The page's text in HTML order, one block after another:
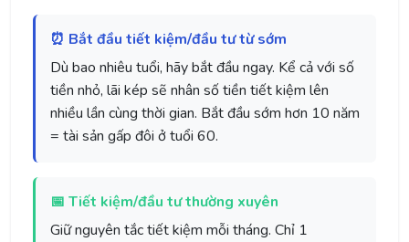
⏰ Bắt đầu tiết kiệm/đầu tư từ sớm
Dù bao nhiêu tuổi, hãy bắt đầu ngay. Kể cả với số
tiền nhỏ, lãi kép sẽ nhân số tiền tiết kiệm lên
nhiều lần cùng thời gian. Bắt đầu sớm hơn 10 năm
= tài sản gấp đôi ở tuổi 60.
📅 Tiết kiệm/đầu tư thường xuyên
Giữ nguyên tắc tiết kiệm mỗi tháng. Chỉ 1